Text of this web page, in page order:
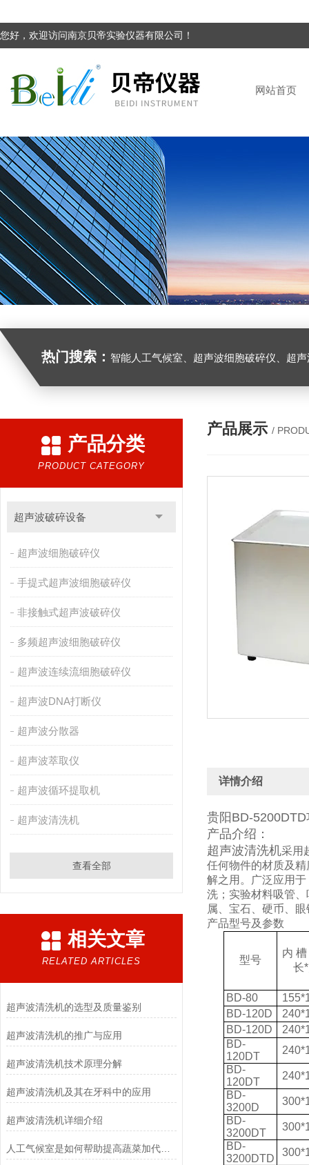
您好，欢迎访问南京贝帝实验仪器有限公司！
网站首页
热门搜索： 智能人工气候室、超声波细胞破碎仪、超
产品分类
PRODUCT CATEGORY
超声波破碎设备
超声波细胞破碎仪
手提式超声波细胞破碎仪
非接触式超声波破碎仪
多频超声波细胞破碎仪
超声波连续流细胞破碎仪
超声波DNA打断仪
超声波分散器
超声波萃取仪
超声波循环提取机
超声波清洗机
查看全部
相关文章
RELATED ARTICLES
超声波清洗机的选型及质量鉴别
超声波清洗机的推广与应用
超声波清洗机技术原理分解
超声波清洗机及其在牙科中的应用
超声波清洗机详细介绍
人工气候室是如何帮助提高蔬菜加代育种的速度呢？
产品展示 /
详情介绍
贵阳BD-
产品介绍：
超声波清洗机采用
任何物件的材质及
解之用。广泛应用
洗；实验材料吸管
属、宝石、硬币、
产品型号及参数
型号
内 槽
长
BD-80
BD-120D
BD-120D
BD-
120DT
BD-
120DT
BD-
3200D
BD-
3200DT
BD-
3200DTD